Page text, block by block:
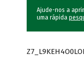
Ajude-nos a
uma rápida